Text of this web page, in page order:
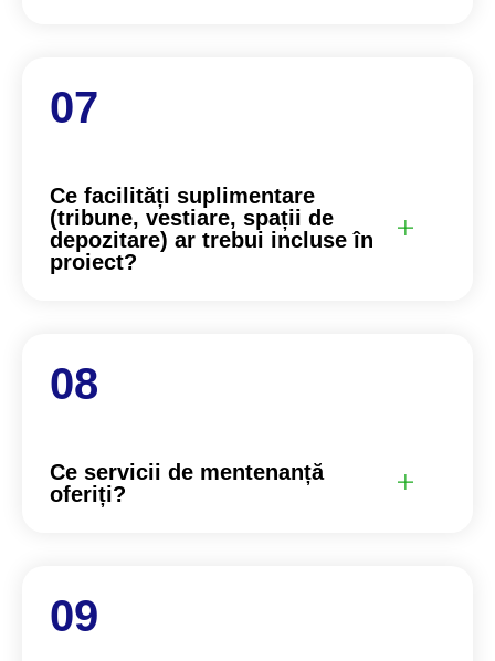
Ce facilități suplimentare
(tribune, vestiare, spații de
depozitare) ar trebui incluse în
proiect?
Ce servicii de mentenanță
oferiți?